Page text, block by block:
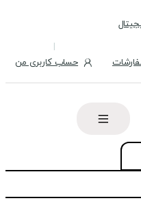
حساب کاربری من